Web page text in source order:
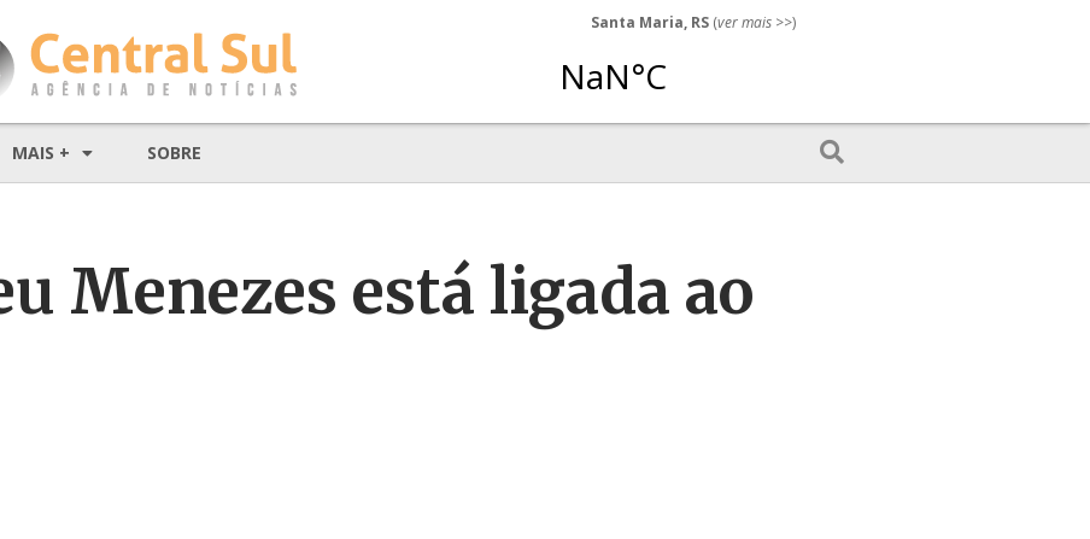
Santa Maria, RS (ver mais >>)
MAIS + SOBRE
Menezes está ligada ao